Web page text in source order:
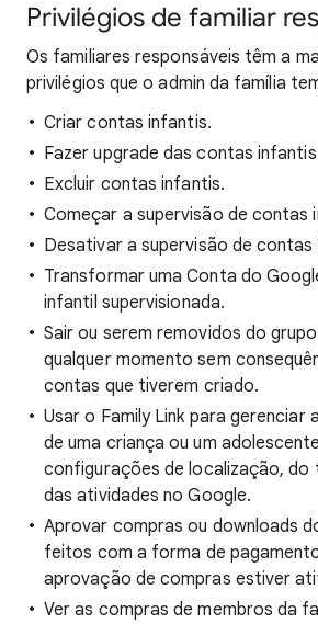
Privilégios de familiar
Os familiares responsáveis têm a
privilégios que o admin da família
Criar contas infantis.
Fazer upgrade das contas
Excluir contas infantis.
Começar a supervisão de contas
Desativar a supervisão de contas
Transformar uma Conta do
infantil supervisionada.
Sair ou serem removidos do
qualquer momento sem
contas que tiverem criado.
Usar o Family Link para gerenciar
de uma criança ou um
configurações de localização, do
das atividades no Google.
Aprovar compras ou downloads
feitos com a forma de
aprovação de compras estiver
Ver as compras de membros da